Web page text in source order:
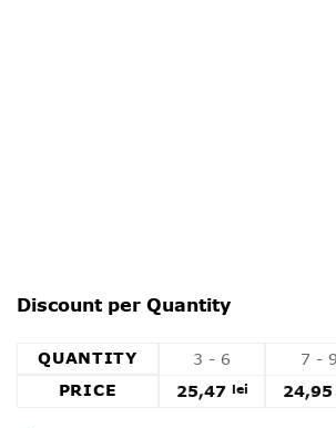
Discount per Quantity
QUANTITY 3 - 6 7 - 9
PRICE
25,47 lei 24,95